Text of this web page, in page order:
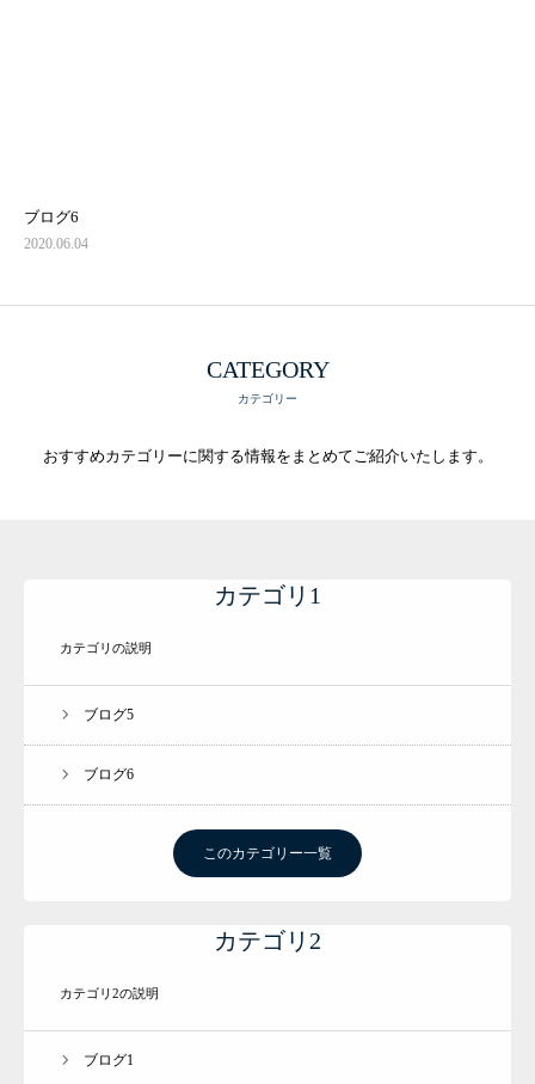
ブログ6
2020.06.04
CATEGORY
カテゴリー
おすすめカテゴリーに関する情報をまとめてご紹介いたします。
カテゴリ1
カテゴリの説明
ブログ5
ブログ6
このカテゴリー一覧
カテゴリ2
カテゴリ2の説明
ブログ1
エゴスキュー・メソッド （グループワーク） ココハピ・エクササイズ